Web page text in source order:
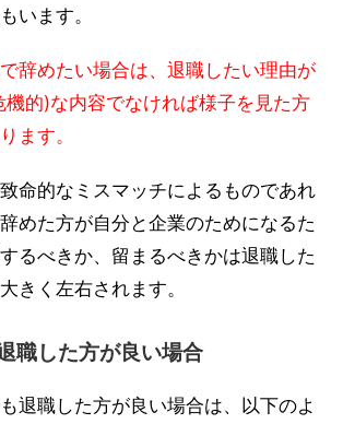
います。
辞めたい場合は、退職したい理由が
機的)な内容でなければ様子を見た方
ます。
命的なミスマッチによるものであれ
めた方が自分と企業のためになるた
るべきか、留まるべきかは退職した
きく左右されます。
職した方が良い場合
退職した方が良い場合は、以下のよ